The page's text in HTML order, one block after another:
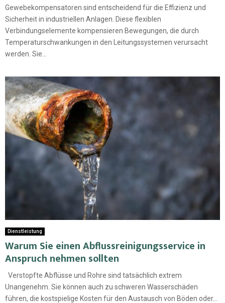
Gewebekompensatoren sind entscheidend für die Effizienz und
Sicherheit in industriellen Anlagen. Diese flexiblen
Verbindungselemente kompensieren Bewegungen, die durch
Temperaturschwankungen in den Leitungssystemen verursacht
werden. Sie...
Dienstleistung
Warum Sie einen Abflussreinigungsservice in
Anspruch nehmen sollten
Verstopfte Abflüsse und Rohre sind tatsächlich extrem
Unangenehm. Sie können auch zu schweren Wasserschäden
führen, die kostspielige Kosten für den Austausch von Böden oder...